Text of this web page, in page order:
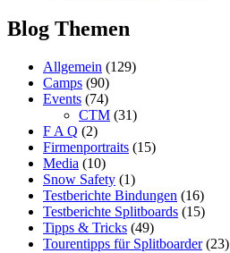
Blog Themen
Allgemein (129)
Camps (90)
Events (74)
CTM (31)
F A Q (2)
Firmenportraits (15)
Media (10)
Snow Safety (1)
Testberichte Bindungen (16)
Testberichte Splitboards (15)
Tipps & Tricks (49)
Tourentipps für Splitboarder(23)